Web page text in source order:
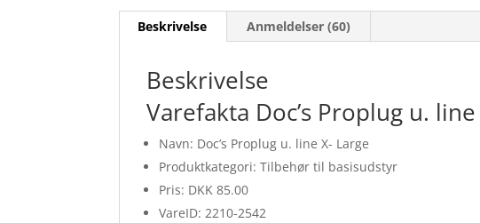
Beskrivelse Anmeldelser (60)
Beskrivelse
Varefakta Doc’s Proplug u.
Navn: Doc’s Proplug u. line X- Large
Produktkategori: Tilbehør til basisudstyr
Pris: DKK 85.00
VareID: 2210-2542